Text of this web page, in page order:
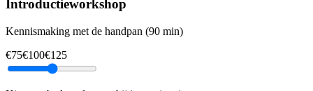
Introductieworkshop
Kennismaking met de handpan (90 min)
€75€100€125